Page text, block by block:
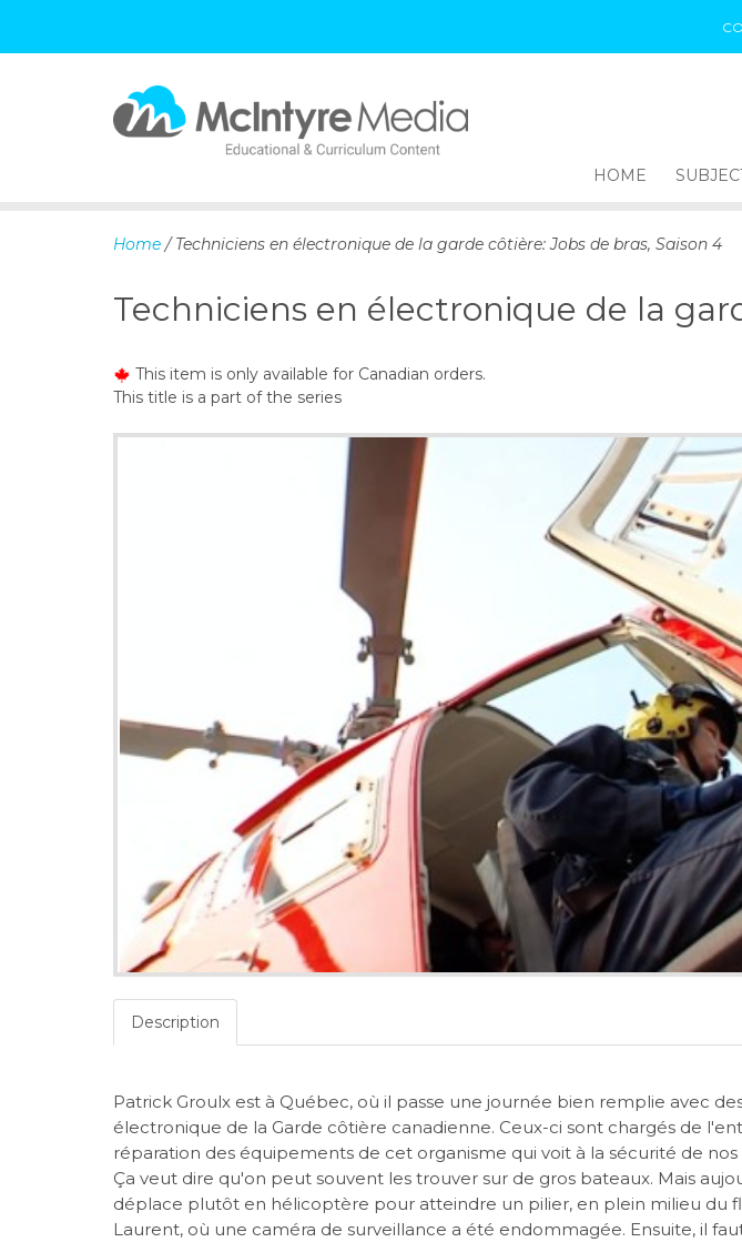
p
c
t
HOME
Home / Techniciens en électronique de la garde côtière: Jobs de bras, Saison 4
Techniciens en électronique de la
This item is only available for Canadian orders.
This title is a part of the series
Description
Patrick Groulx est à Québec, où il passe une journée bien remplie avec
électronique de la Garde côtière canadienne. Ceux-ci sont chargés de
réparation des équipements de cet organisme qui voit à la sécurité de nos
Ça veut dire qu'on peut souvent les trouver sur de gros bateaux. Mais
déplace plutôt en hélicoptère pour atteindre un pilier, en plein milieu du
Laurent, où une caméra de surveillance a été endommagée. Ensuite, il